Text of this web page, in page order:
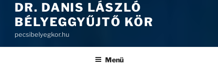
DR. DANIS LÁSZLÓ
BÉLYEGGYŰJTŐ KÖR
pecsibelyegkor.hu
Menü